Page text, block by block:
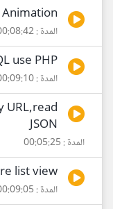
المدة : 00:08:42
use PHP
المدة : 00:09:10
URL,read
JSON
المدة : 00:05:25
list view
المدة : 00:09:05